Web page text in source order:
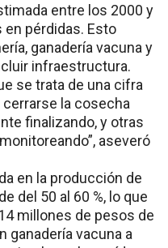
entre los 2000 y
en pérdidas. Esto
ganadería vacuna y
infraestructura.
se trata de una cifra
la cosecha
finalizando, y otras
aseveró
en la producción de
del 50 al 60 %, lo que
millones de pesos de
ganadería vacuna a